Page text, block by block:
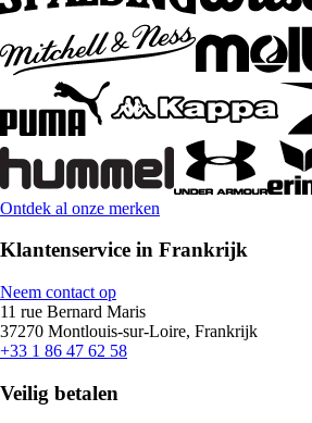
Ontdek al onze merken
Klantenservice in Frankrijk
Neem contact op
11 rue Bernard Maris
37270 Montlouis-sur-Loire, Frankrijk
+33 1 86 47 62 58
Veilig betalen